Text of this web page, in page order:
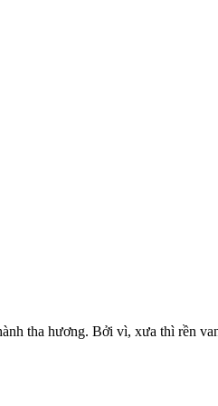
tha hương. Bởi vì, xưa thì rền